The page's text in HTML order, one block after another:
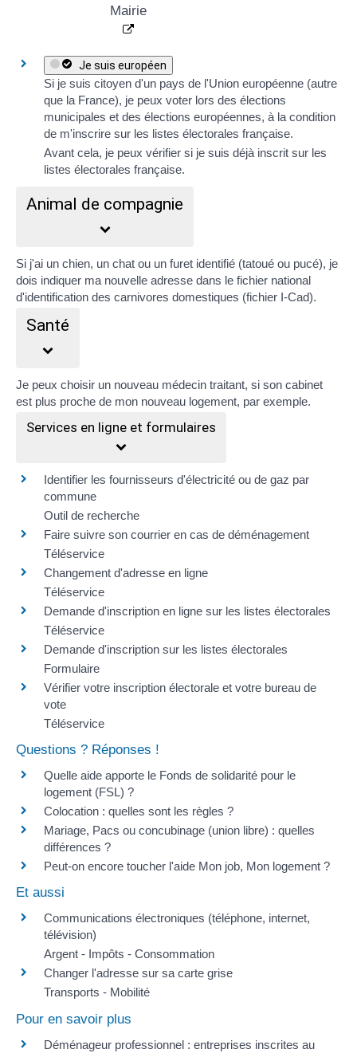
Mairie
Je suis européen
Si je suis citoyen d'un pays de l'Union européenne (autre
que la France), je peux voter lors des élections
municipales et des élections européennes, à la condition
de m'inscrire sur les listes électorales française.
Avant cela, je peux vérifier si je suis déjà inscrit sur les
listes électorales française.
Animal de compagnie
Si j'ai un chien, un chat ou un furet identifié (tatoué ou pucé), je
dois indiquer ma nouvelle adresse dans le fichier national
d'identification des carnivores domestiques (fichier I-Cad).
Santé
Je peux choisir un nouveau médecin traitant, si son cabinet
est plus proche de mon nouveau logement, par exemple.
Services en ligne et formulaires
Identifier les fournisseurs d'électricité ou de gaz par
commune
Outil de recherche
Faire suivre son courrier en cas de déménagement
Téléservice
Changement d'adresse en ligne
Téléservice
Demande d'inscription en ligne sur les listes électorales
Téléservice
Demande d'inscription sur les listes électorales
Formulaire
Vérifier votre inscription électorale et votre bureau de
vote
Téléservice
Questions ? Réponses !
Quelle aide apporte le Fonds de solidarité pour le
logement (FSL) ?
Colocation : quelles sont les règles ?
Mariage, Pacs ou concubinage (union libre) : quelles
différences ?
Peut-on encore toucher l'aide Mon job, Mon logement ?
Et aussi
Communications électroniques (téléphone, internet,
télévision)
Argent - Impôts - Consommation
Changer l'adresse sur sa carte grise
Transports - Mobilité
Pour en savoir plus
Déménageur professionnel : entreprises inscrites au